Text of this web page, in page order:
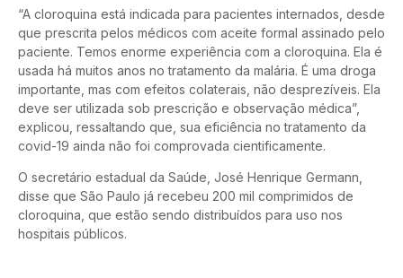
“A cloroquina está indicada para pacientes internados, desde
que prescrita pelos médicos com aceite formal assinado pelo
paciente. Temos enorme experiência com a cloroquina. Ela é
usada há muitos anos no tratamento da malária. É uma droga
importante, mas com efeitos colaterais, não desprezíveis. Ela
deve ser utilizada sob prescrição e observação médica”,
explicou, ressaltando que, sua eficiência no tratamento da
covid-19 ainda não foi comprovada cientificamente.
O secretário estadual da Saúde, José Henrique Germann,
disse que São Paulo já recebeu 200 mil comprimidos de
cloroquina, que estão sendo distribuídos para uso nos
hospitais públicos.